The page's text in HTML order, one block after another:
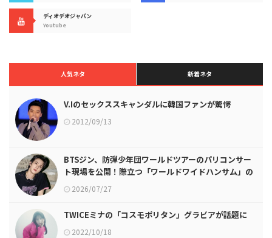
ディオデオジャパン
Youtube
人気ネタ 新着ネタ
V.Iのセックススキャンダルに韓国ファンが驚愕
2012/09/13
BTSジン、防弾少年団ワールドツアーのパリコンサー
ト現場を公開！際立つ「ワールドワイドハンサム」の
ビジュアル
2026/07/27
TWICEミナの「コスモポリタン」グラビアが話題に
2022/10/18